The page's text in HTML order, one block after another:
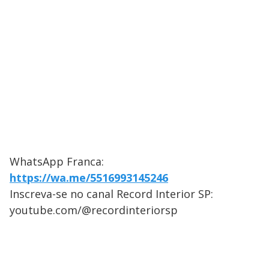
WhatsApp Franca:
https://wa.me/5516993145246
Inscreva-se no canal Record Interior SP:
youtube.com/@recordinteriorsp